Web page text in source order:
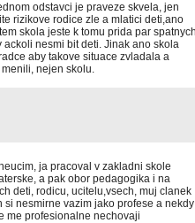
odstavci je praveze skvela, jen
rizikove rodice zle a mlatici deti,ano
skola jeste k tomu prida par
nesmi bit deti. Jinak ano skola
aby takove situace zvladala a
nejen skolu.
ja pracoval v zakladni skole
a pak obor pedagogika i na
deti, rodicu, ucitelu,vsech, muj clanek
nesmirne vazim jako profese a nekdy
me profesionalne nechovaji